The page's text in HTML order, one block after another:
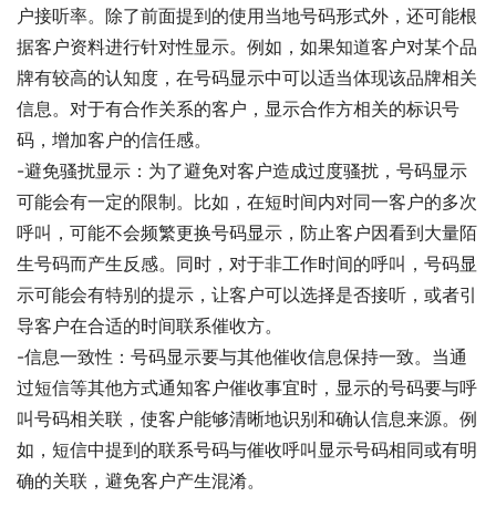
户接听率。除了前面提到的使用当地号码形式外，还可能根
据客户资料进行针对性显示。例如，如果知道客户对某个品
牌有较高的认知度，在号码显示中可以适当体现该品牌相关
信息。对于有合作关系的客户，显示合作方相关的标识号
码，增加客户的信任感。
-避免骚扰显示：为了避免对客户造成过度骚扰，号码显示
可能会有一定的限制。比如，在短时间内对同一客户的多次
呼叫，可能不会频繁更换号码显示，防止客户因看到大量陌
生号码而产生反感。同时，对于非工作时间的呼叫，号码显
示可能会有特别的提示，让客户可以选择是否接听，或者引
导客户在合适的时间联系催收方。
-信息一致性：号码显示要与其他催收信息保持一致。当通
过短信等其他方式通知客户催收事宜时，显示的号码要与呼
叫号码相关联，使客户能够清晰地识别和确认信息来源。例
如，短信中提到的联系号码与催收呼叫显示号码相同或有明
确的关联，避免客户产生混淆。